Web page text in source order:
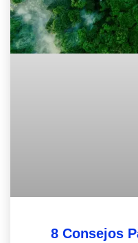
8 Consejos